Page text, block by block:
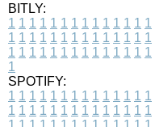
BITLY:
1 1 1 1 1 1 1 1 1 1 1 1 1 1
1 1 1 1 1 1 1 1 1 1 1 1 1 1
1 1 1 1 1 1 1 1 1 1 1 1 1 1
1
SPOTIFY:
1 1 1 1 1 1 1 1 1 1 1 1 1 1
1 1 1 1 1 1 1 1 1 1 1 1 1 1